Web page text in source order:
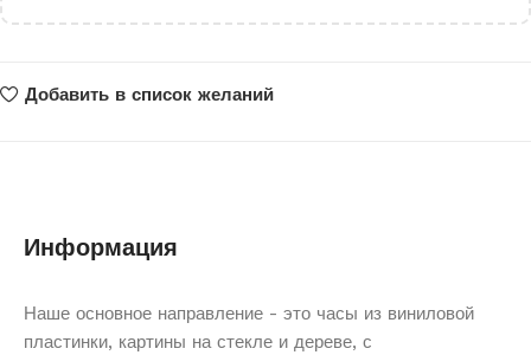
Добавить в список желаний
Информация
Наше основное направление - это часы из виниловой
пластинки, картины на стекле и дереве, с